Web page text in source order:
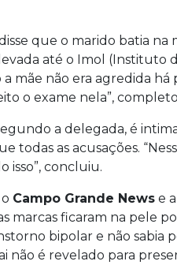
que o marido batia na
até o Imol (Instituto
mãe não era agredida há
o exame nela”,
a delegada, é
todas as acusações.
isso”, concluiu.
Campo Grande News e
marcas ficaram na pele
bipolar e não sabia
não é revelado para